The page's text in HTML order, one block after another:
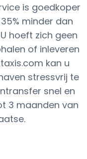
is goedkoper
minder dan
hoeft zich geen
of inleveren
kan u
stressvrij te
snel en
3 maanden van